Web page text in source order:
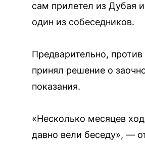
сам прилетел из Дубая
один из собеседников.
Предварительно,
принял решение о
показания.
«Несколько месяцев
давно вели беседу», —